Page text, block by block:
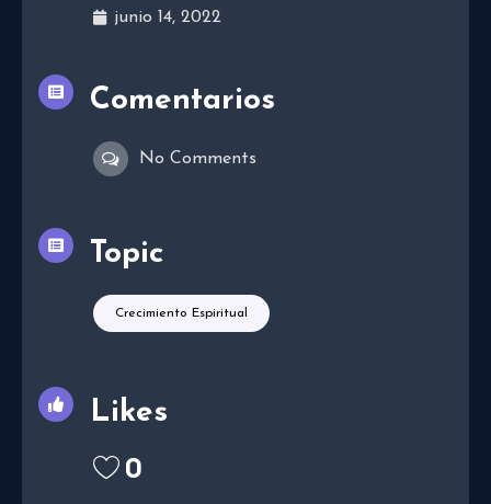
junio 14, 2022
Comentarios
No Comments
Topic
Crecimiento Espiritual
Likes
0